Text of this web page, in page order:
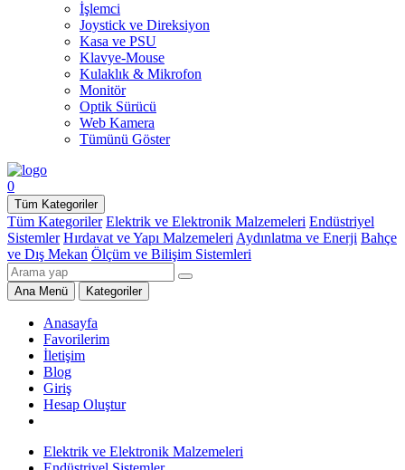
İşlemci
Joystick ve Direksiyon
Kasa ve PSU
Klavye-Mouse
Kulaklık & Mikrofon
Monitör
Optik Sürücü
Web Kamera
Tümünü Göster
0
Tüm Kategoriler
Tüm Kategoriler Elektrik ve Elektronik Malzemeleri Endüstriyel
Sistemler Hırdavat ve Yapı Malzemeleri Aydınlatma ve Enerji Bahçe
ve Dış Mekan Ölçüm ve Bilişim Sistemleri
Ana Menü Kategoriler
Anasayfa
Favorilerim
İletişim
Blog
Giriş
Hesap Oluştur
Elektrik ve Elektronik Malzemeleri